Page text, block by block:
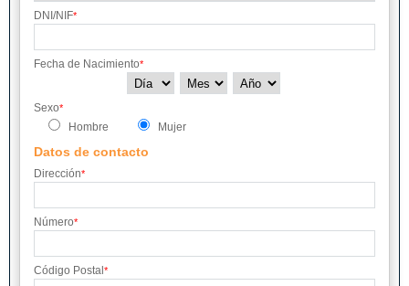
DNI/NIF*
Fecha de Nacimiento*
Sexo*
Hombre Mujer
Datos de contacto
Dirección*
Número*
Código Postal *